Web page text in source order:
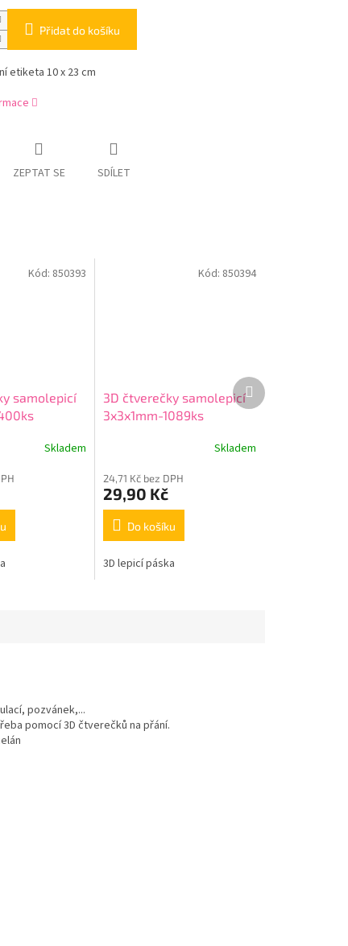
Přidat do košíku
etiketa 10 x 23 cm
ZEPTAT SE SDÍLET
samolepicí
Skladem
Kód: 850393
3D čtverečky samolepicí
3x3x1mm-1089ks
Skladem
24,71 Kč bez DPH
29,90 Kč
Do košíku
3D lepicí páska
Kód: 850394
Další
produkt
pozvánek,...
pomocí 3D čtverečků na přání.